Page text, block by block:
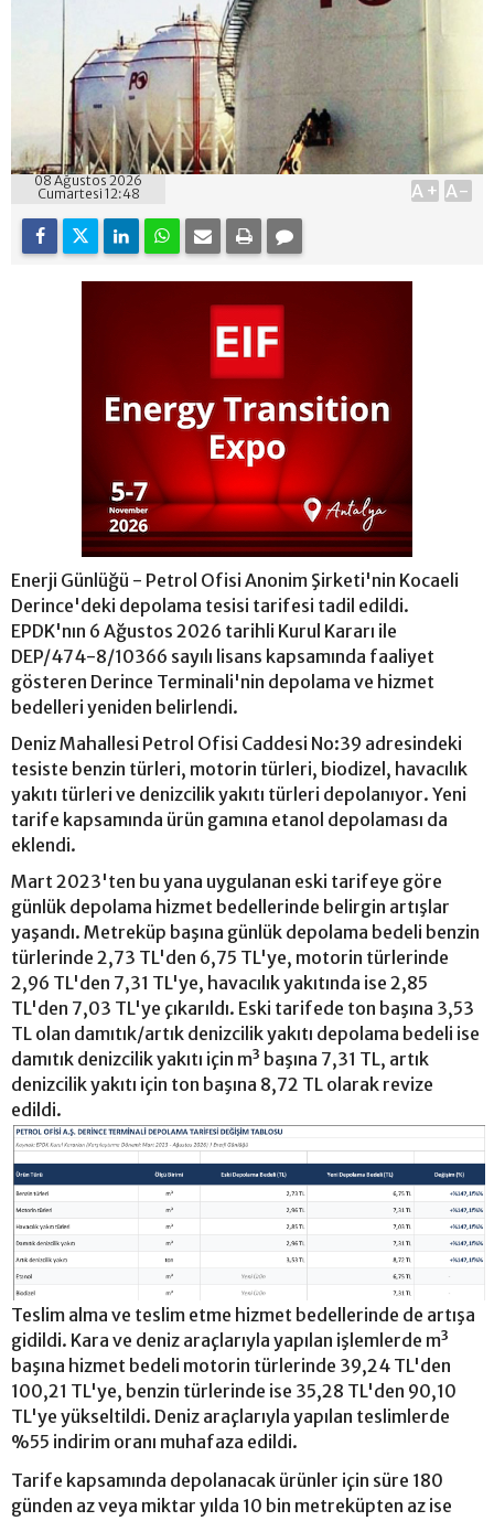
08 Ağustos 2026
Cumartesi 12:48
A+ A-
Enerji Günlüğü - Petrol Ofisi Anonim Şirketi'nin Kocaeli
Derince'deki depolama tesisi tarifesi tadil edildi.
EPDK'nın 6 Ağustos 2026 tarihli Kurul Kararı ile
DEP/474-8/10366 sayılı lisans kapsamında faaliyet
gösteren Derince Terminali'nin depolama ve hizmet
bedelleri yeniden belirlendi.
Deniz Mahallesi Petrol Ofisi Caddesi No:39 adresindeki
tesiste benzin türleri, motorin türleri, biodizel, havacılık
yakıtı türleri ve denizcilik yakıtı türleri depolanıyor. Yeni
tarife kapsamında ürün gamına etanol depolaması da
eklendi.
Mart 2023'ten bu yana uygulanan eski tarifeye göre
günlük depolama hizmet bedellerinde belirgin artışlar
yaşandı. Metreküp başına günlük depolama bedeli benzin
türlerinde 2,73 TL'den 6,75 TL'ye, motorin türlerinde
2,96 TL'den 7,31 TL'ye, havacılık yakıtında ise 2,85
TL'den 7,03 TL'ye çıkarıldı. Eski tarifede ton başına 3,53
TL olan damıtık/artık denizcilik yakıtı depolama bedeli ise
damıtık denizcilik yakıtı için m³ başına 7,31 TL, artık
denizcilik yakıtı için ton başına 8,72 TL olarak revize
edildi.
Teslim alma ve teslim etme hizmet bedellerinde de artışa
gidildi. Kara ve deniz araçlarıyla yapılan işlemlerde m³
başına hizmet bedeli motorin türlerinde 39,24 TL'den
100,21 TL'ye, benzin türlerinde ise 35,28 TL'den 90,10
TL'ye yükseltildi. Deniz araçlarıyla yapılan teslimlerde
%55 indirim oranı muhafaza edildi.
Tarife kapsamında depolanacak ürünler için süre 180
günden az veya miktar yılda 10 bin metreküpten az ise